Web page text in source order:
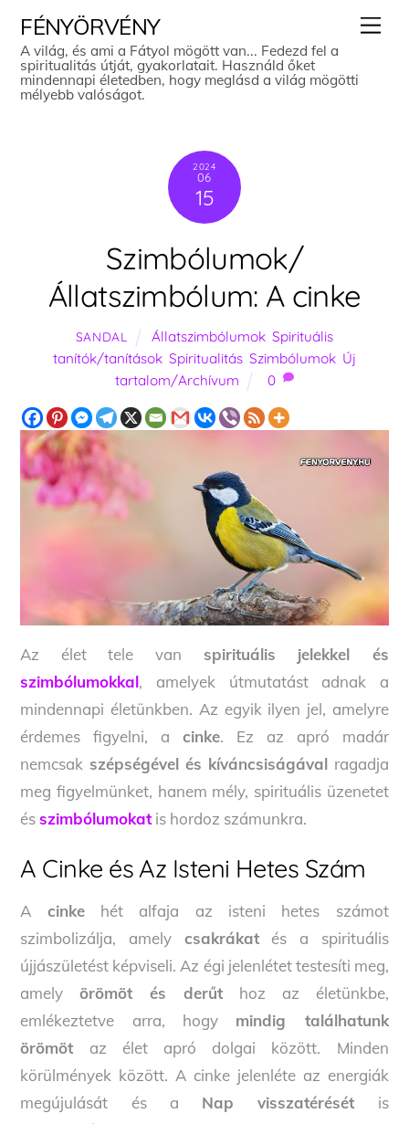
content
FÉNYÖRVÉNY
A világ, és ami a Fátyol mögött van... Fedezd fel a
spiritualitás útját, gyakorlatait. Használd őket
mindennapi életedben, hogy meglásd a világ mögötti
mélyebb valóságot.
2024
06
15
Szimbólumok/
Állatszimbólum: A cinke
SANDAL Állatszimbólumok ,Spirituális
tanítók/tanítások Spiritualitás Szimbólumok Új
tartalom/Archívum
0
Az élet tele van spirituális jelekkel és
szimbólumokkal, amelyek útmutatást adnak a
mindennapi életünkben. Az egyik ilyen jel, amelyre
érdemes figyelni, acinke. Ez az apró madár
nemcsak szépségével és kíváncsiságával ragadja
meg figyelmünket, hanem mély, spirituális üzenetet
ésszimbólumokatis hordoz számunkra.
A Cinke és Az Isteni Hetes Szám
A cinkehét alfaja az isteni hetes számot
szimbolizálja, amely csakrákatés a spirituális
újjászületést képviseli. Az égi jelenlétet testesíti meg,
amelyörömöt és derűt hoz az életünkbe,
emlékeztetve arra, hogy mindig találhatunk
örömöt az élet apró dolgai között. Minden
körülmények között. A cinke jelenléte az energiák
megújulását és a Nap visszatérését is